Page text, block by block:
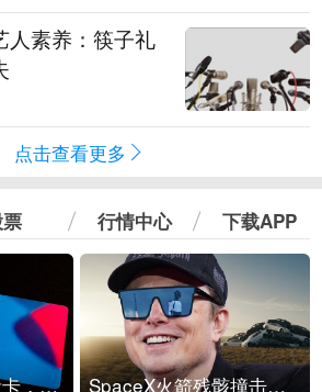
人素养：筷子礼
点击查看更多
行情中心 下载APP
运营商干掉了流量卡，他们真的玩不起了 SpaceX火箭残骸撞击月球